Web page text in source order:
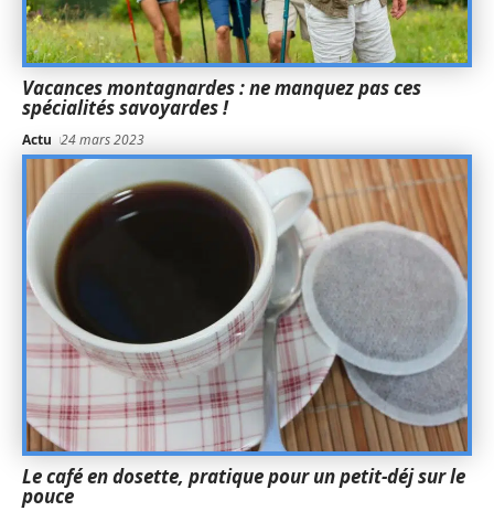
Vacances montagnardes : ne manquez pas ces
spécialités savoyardes !
Actu 24 mars 2023
Le café en dosette, pratique pour un petit-déj sur le
pouce